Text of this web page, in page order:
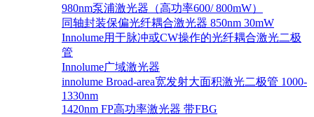
980nm泵浦激光器（高功率600/ 800mW）
同轴封装保偏光纤耦合激光器 850nm 30mW
Innolume用于脉冲或CW操作的光纤耦合激光二极
管
Innolume广域激光器
innolume Broad-area宽发射大面积激光二极管 1000-
1330nm
1420nm FP高功率激光器 带FBG